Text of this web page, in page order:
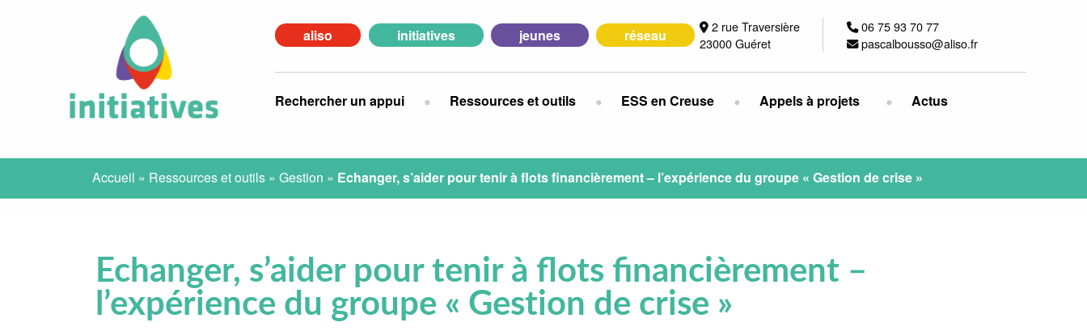
aliso initiatives jeunes réseau
2 rue Traversière
23000 Guéret
06 75 93 70 77
pascalbousso@aliso.fr
Rechercher un appui Ressources et outils ESS en Creuse Appels à projets Actus
Accueil » Ressources et outils »Gestion » Echanger, s’aider pour tenir à flots financièrement – l’expérience du groupe « Gestion de crise »
Echanger, s’aider pour tenir à flots financièrement –
l’expérience du groupe « Gestion de crise »